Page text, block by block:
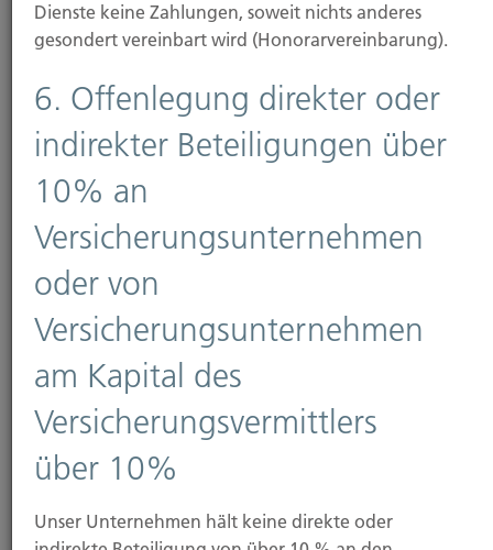
Zeitumstellung bringt Einbrechern Vorteile –
worauf Haushalte jetzt achten sollten
Mit der Umstellung auf die Winterzeit jedes Jahr
Ende Oktober beginnt auch die Hauptsaison für...
Weiterlesen
11.11.2025
Mittelstand: Mehr Vertrauen in die
Bundesregierung – aber Bürokratie bleibt
Hauptproblem
Die Stimmung im deutschen Mittelstand hellt sich
Stimmungsbarometer...
Dienste keine Zahlungen, soweit nichts anderes
gesondert vereinbart wird (Honorarvereinbarung).
6. Offenlegung direkter oder
indirekter Beteiligungen über
10% an
Versicherungsunternehmen
oder von
Versicherungsunternehmen
am Kapital des
Versicherungsvermittlers
über 10%
Unser Unternehmen hält keine direkte oder